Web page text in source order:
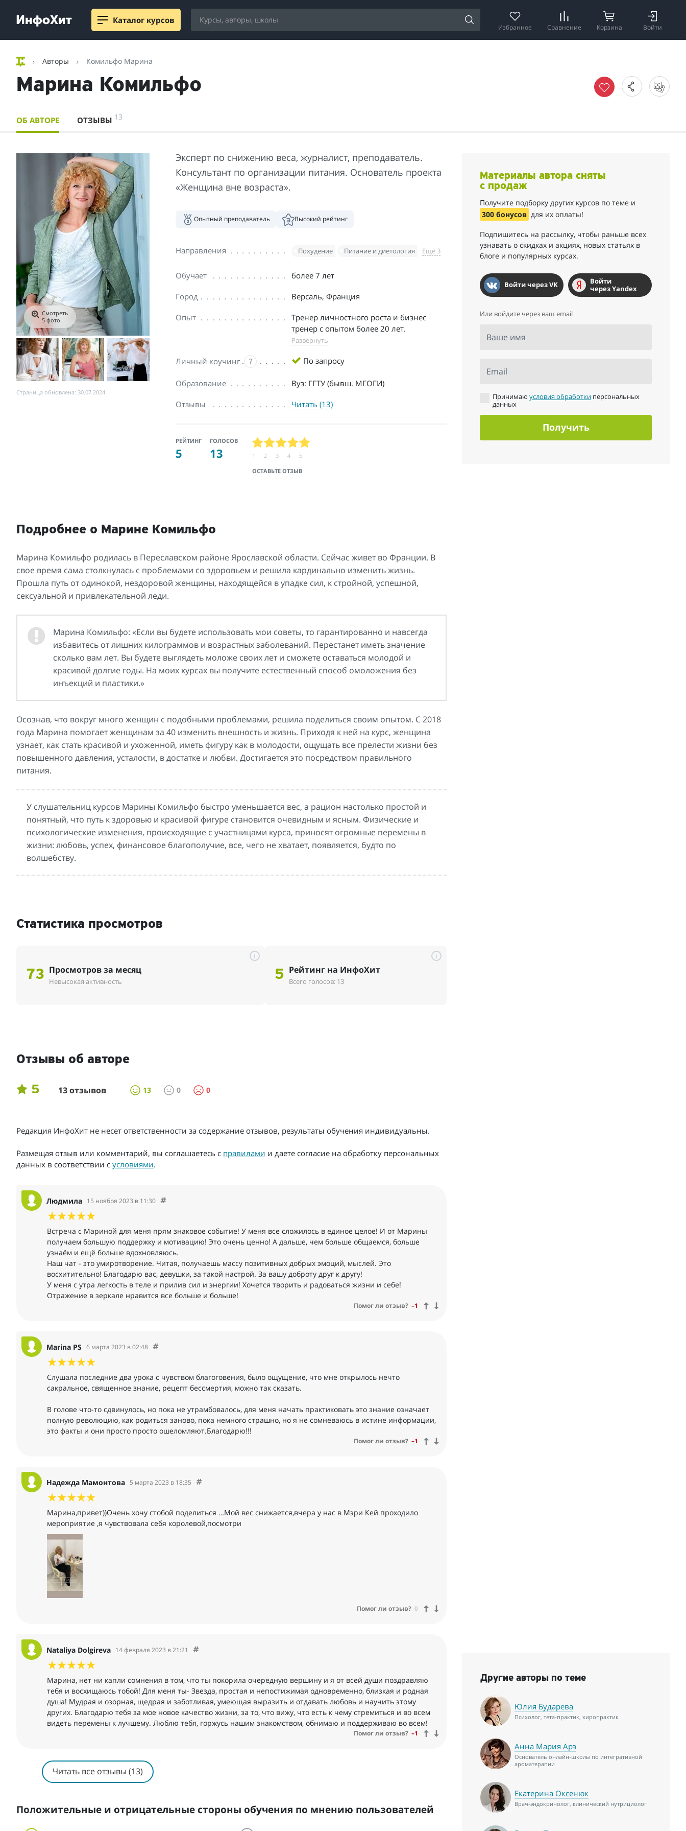
Каталог курсов
Избранное Сравнение Корзина Войти
Авторы Комильфо Марина
Марина Комильфо
ОБ АВТОРЕ ОТЗЫВЫ 13
Смотреть
5 фото
Страница обновлена: 30.07.2024
Эксперт по снижению веса, журналист, преподаватель.
Консультант по организации питания. Основатель проекта
«Женщина вне возраста».
Опытный преподаватель Высокий рейтинг
Направления Похудение Питание и диетология Еще 3
Обучает более 7 лет
Город Версаль, Франция
Опыт
Тренер личностного роста и бизнес
тренер с опытом более 20 лет.
Развернуть
Личный коучинг ? По запросу
Образование Вуз: ГГТУ (бывш. МГОГИ)
Отзывы Читать (13)
РЕЙТИНГ
5
ГОЛОСОВ
13
ОСТАВЬТЕ ОТЗЫВ
1 2 3 4 5
Подробнее о Марине Комильфо
Марина Комильфо родилась в Переславском районе Ярославской области. Сейчас живет во Франции. В
свое время сама столкнулась с проблемами со здоровьем и решила кардинально изменить жизнь.
Прошла путь от одинокой, нездоровой женщины, находящейся в упадке сил, к стройной, успешной,
сексуальной и привлекательной леди.
Марина Комильфо: «Если вы будете использовать мои советы, то гарантированно и навсегда
избавитесь от лишних килограммов и возрастных заболеваний. Перестанет иметь значение
сколько вам лет. Вы будете выглядеть моложе своих лет и сможете оставаться молодой и
красивой долгие годы. На моих курсах вы получите естественный способ омоложения без
инъекций и пластики.»
Осознав, что вокруг много женщин с подобными проблемами, решила поделиться своим опытом. С 2018
года Марина помогает женщинам за 40 изменить внешность и жизнь. Приходя к ней на курс, женщина
узнает, как стать красивой и ухоженной, иметь фигуру как в молодости, ощущать все прелести жизни без
повышенного давления, усталости, в достатке и любви. Достигается это посредством правильного
питания.
У слушательниц курсов Марины Комильфо быстро уменьшается вес, а рацион настолько простой и
понятный, что путь к здоровью и красивой фигуре становится очевидным и ясным. Физические и
психологические изменения, происходящие с участницами курса, приносят огромные перемены в
жизни: любовь, успех, финансовое благополучие, все, чего не хватает, появляется, будто по
волшебству.
Статистика просмотров
73 Просмотров за месяц
Невысокая активность
i
5 Рейтинг на ИнфоХит
Всего голосов: 13
i
Отзывы об авторе
5 13 отзывов 13 0 0
Редакция ИнфоХит не несет ответственности за содержание отзывов, результаты обучения индивидуальны.
Размещая отзыв или комментарий, вы соглашаетесь с правилами и даете согласие на обработку персональных
данных в соответствии с условиями.
Людмила 15 ноября 2023 в 11:30
Встреча с Мариной для меня прям знаковое событие! У меня все сложилось в единое целое! И от Марины
получаем большую поддержку и мотивацию! Это очень ценно! А дальше, чем больше общаемся, больше
узнаём и ещё больше вдохновляюсь.
Наш чат - это умиротворение. Читая, получаешь массу позитивных добрых эмоций, мыслей. Это
восхитительно! Благодарю вас, девушки, за такой настрой. За вашу доброту друг к другу!
У меня с утра легкость в теле и прилив сил и энергии! Хочется творить и радоваться жизни и себе!
Отражение в зеркале нравится все больше и больше!
Помог ли отзыв? –1
Marina PS 6 марта 2023 в 02:48
Слушала последние два урока с чувством благоговения, было ощущение, что мне открылось нечто
сакральное, священное знание, рецепт бессмертия, можно так сказать.
В голове что-то сдвинулось, но пока не утрамбовалось, для меня начать практиковать это знание означает
полную революцию, как родиться заново, пока немного страшно, но я не сомневаюсь в истине информации,
это факты и они просто просто ошеломляют.Благодарю!!!
Помог ли отзыв? –1
Надежда Мамонтова 5 марта 2023 в 18:35
Марина,привет))Очень хочу стобой поделиться …Мой вес снижается,вчера у нас в Мэри Кей проходило
мероприятие ,я чувствовала себя королевой,посмотри
Помог ли отзыв? 0
Nataliya Dolgireva 14 февраля 2023 в 21:21
Марина, нет ни капли сомнения в том, что ты покорила очередную вершину и я от всей души поздравляю
тебя и восхищаюсь тобой! Для меня ты- Звезда, простая и непостижимая одновременно, близкая и родная
душа! Мудрая и озорная, щедрая и заботливая, умеющая выразить и отдавать любовь и научить этому
других. Благодарю тебя за мое новое качество жизни, за то, что вижу, что есть к чему стремиться и во всем
видеть перемены к лучшему. Люблю тебя, горжусь нашим знакомством, обнимаю и поддерживаю во всем!
Помог ли отзыв? –1
Читать все отзывы (13)
Положительные и отрицательные стороны обучения по мнению пользователей
Материалы автора сняты
с продаж
Получите подборку других курсов по теме и
300 бонусов для их оплаты!
Подпишитесь на рассылку, чтобы раньше всех
узнавать о скидках и акциях, новых статьях в
блоге и популярных курсах.
Войти через VK
Войти
через Yandex
Или войдите через ваш email
Ваше имя
Email
Принимаюусловия обработки персональных
данных
Получить
Другие авторы по теме
Юлия Бударева
Психолог, тета-практик, хиропрактик
Анна Мария Арэ
Основатель онлайн-школы по интегративной
ароматерапии
Екатерина Оксенюк
Врач-эндокринолог, клинический нутрициолог